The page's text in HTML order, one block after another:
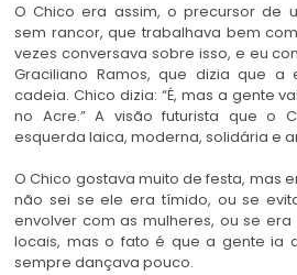
O Chico era assim, o precursor de
sem rancor, que trabalhava bem
vezes conversava sobre isso, e eu
Graciliano Ramos, que dizia que
cadeia. Chico dizia: “É, mas a gente
no Acre.” A visão futurista que o
esquerda laica, moderna, solidária e
O Chico gostava muito de festa, mas
não sei se ele era tímido, ou se
envolver com as mulheres, ou se
locais, mas o fato é que a gente ia
sempre dançava pouco.